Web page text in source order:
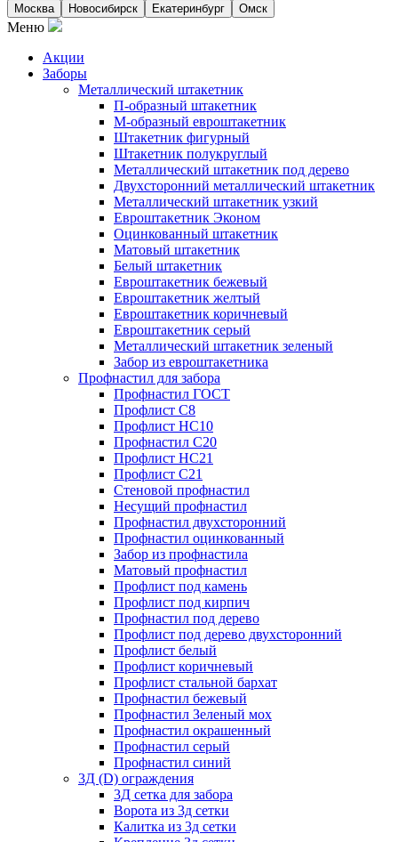
Москва Новосибирск Екатеринбург Омск
Меню
Акции
Заборы
Металлический штакетник
П-образный штакетник
М-образный евроштакетник
Штакетник фигурный
Штакетник полукруглый
Металлический штакетник под дерево
Двухсторонний металлический штакетник
Металлический штакетник узкий
Евроштакетник Эконом
Оцинкованный штакетник
Матовый штакетник
Белый штакетник
Евроштакетник бежевый
Евроштакетник желтый
Евроштакетник коричневый
Евроштакетник серый
Металлический штакетник зеленый
Забор из евроштакетника
Профнастил для забора
Профнастил ГОСТ
Профлист С8
Профлист НС10
Профнастил С20
Профлист НС21
Профлист С21
Стеновой профнастил
Несущий профнастил
Профнастил двухсторонний
Профнастил оцинкованный
Забор из профнастила
Матовый профнастил
Профлист под камень
Профлист под кирпич
Профнастил под дерево
Профлист под дерево двухсторонний
Профлист белый
Профлист коричневый
Профлист стальной бархат
Профнастил бежевый
Профнастил Зеленый мох
Профнастил окрашенный
Профнастил серый
Профнастил синий
3Д (D) ограждения
3Д сетка для забора
Ворота из 3д сетки
Калитка из 3д сетки